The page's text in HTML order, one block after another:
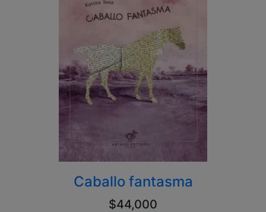
Caballo fantasma
$44,000